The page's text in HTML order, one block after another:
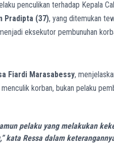
penculikan terhadap Kepala
Pradipta (37), yang ditemukan
eksekutor pembunuhan
Fiardi Marasabessy,
korban, bukan pelaku
pelaku yang melakukan
kata Ressa dalam